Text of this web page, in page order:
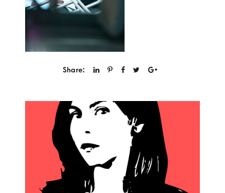
Share: